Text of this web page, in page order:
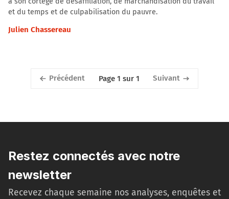
et du temps et de culpabilisation du pauvre.
Julien Chassereau
Précédent Page 1 sur 1 Suivant
Restez connectés avec notre
newsletter
Recevez chaque semaine nos analyses, enquêtes et